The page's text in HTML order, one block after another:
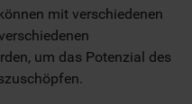
mit verschiedenen
um das Potenzial des